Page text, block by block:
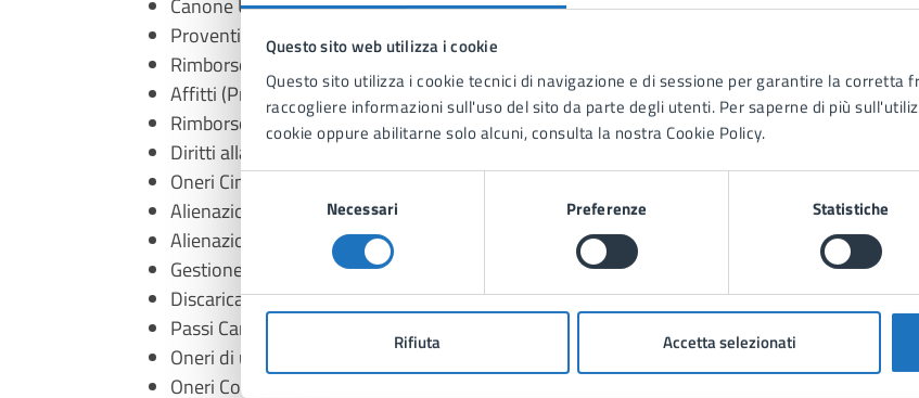
Questo sito web utilizza i cookie
Questo sito utilizza i cookie tecnici di navigazione e di sessione per garantire la corretta
raccogliere informazioni sull'uso del sito da parte degli utenti. Per saperne di più
cookie oppure abilitarne solo alcuni, consulta la nostra Cookie Policy.
Selezione
del
consenso
Necessari Preferenze Statistiche
Rifiuta Accetta selezionati
Canone Unico Patrimoniale
Proventi e Concessioni spazi ed aree pubbliche (Predeterminato)
Rimborso danni al patrimonio Comunale (Predeterminato)
Affitti (Predeterminato)
Rimborso utenze (Predeterminato)
Diritti allaccio acque bianche (Predeterminato)
Oneri Cimiteriali e Lampade Votive (Predeterminato)
Alienazione beni mobili (Predeterminato)
Alienazione beni immobili (Predeterminato)
Gestione anagrafe Canina (Predeterminato)
Discarica ROYALTY (Predeterminato)
Passi Carrabili (Predeterminato)
Oneri di urbanizzazione (Predeterminato)
Oneri Condono Edilizio (Predeterminato)